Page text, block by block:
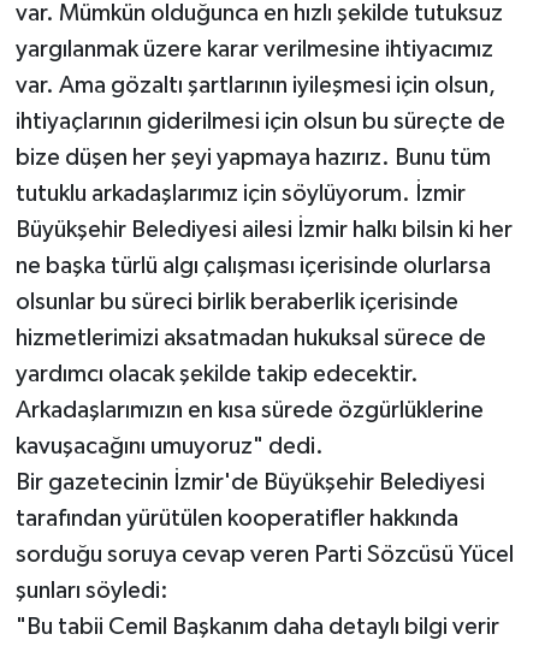
var. Mümkün olduğunca en hızlı şekilde tutuksuz
yargılanmak üzere karar verilmesine ihtiyacımız
var. Ama gözaltı şartlarının iyileşmesi için olsun,
ihtiyaçlarının giderilmesi için olsun bu süreçte de
bize düşen her şeyi yapmaya hazırız. Bunu tüm
tutuklu arkadaşlarımız için söylüyorum. İzmir
Büyükşehir Belediyesi ailesi İzmir halkı bilsin ki her
ne başka türlü algı çalışması içerisinde olurlarsa
olsunlar bu süreci birlik beraberlik içerisinde
hizmetlerimizi aksatmadan hukuksal sürece de
yardımcı olacak şekilde takip edecektir.
Arkadaşlarımızın en kısa sürede özgürlüklerine
kavuşacağını umuyoruz" dedi.
Bir gazetecinin İzmir'de Büyükşehir Belediyesi
tarafından yürütülen kooperatifler hakkında
sorduğu soruya cevap veren Parti Sözcüsü Yücel
şunları söyledi:
"Bu tabii Cemil Başkanım daha detaylı bilgi verir